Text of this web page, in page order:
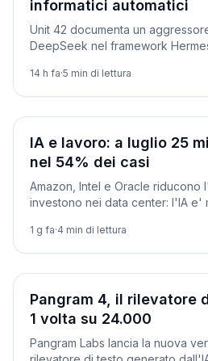
informatici automatici
Unit 42 documenta un
DeepSeek nel framework
bloccavano gli usi offensivi.
14 h fa·5 min di lettura
Società
IA e lavoro: a luglio 25
nel 54% dei casi
Amazon, Intel e Oracle riducono
investono nei data center: l'IA e'
1 g fa·4 min di lettura
Società
Pangram 4, il rilevatore
1 volta su 24.000
Pangram Labs lancia la nuova